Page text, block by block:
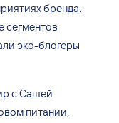
бренда.
сегментов
эко-блогеры
сСашей
питании,